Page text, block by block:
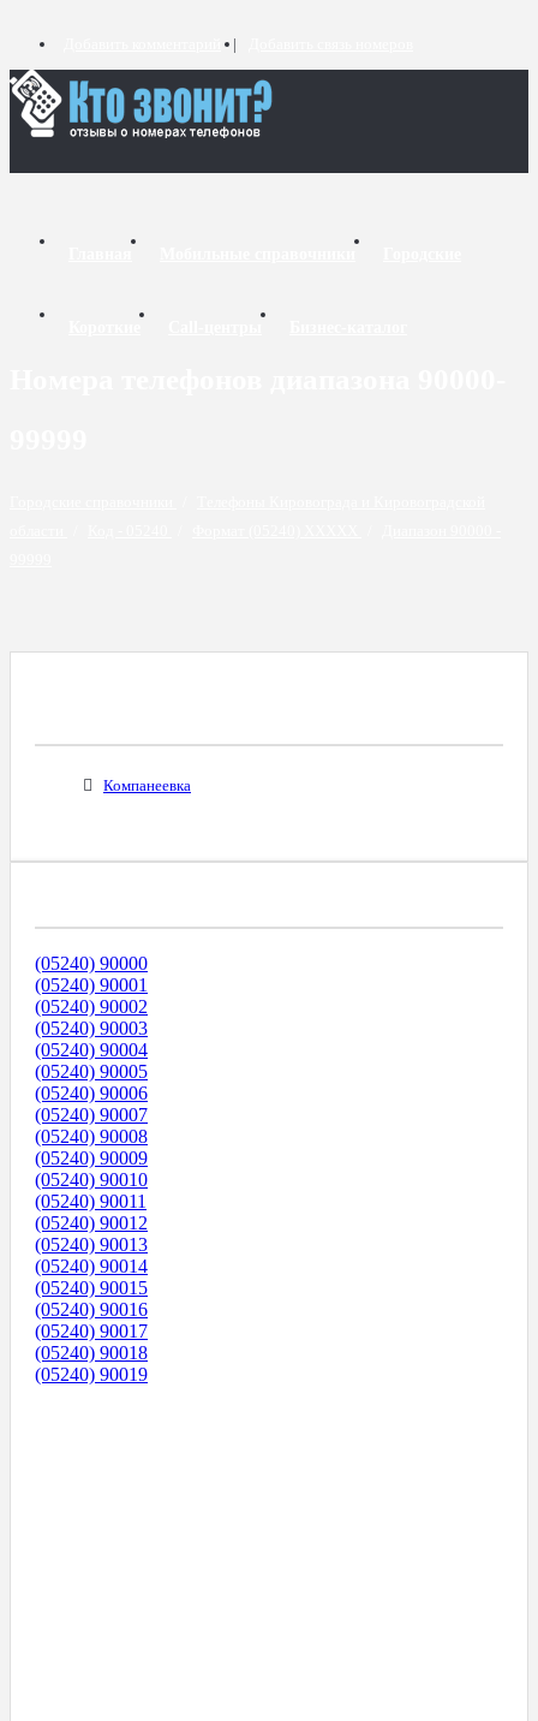
Компанеевка
(05240) 90000
(05240) 90001
(05240) 90002
(05240) 90003
(05240) 90004
(05240) 90005
(05240) 90006
(05240) 90007
(05240) 90008
(05240) 90009
(05240) 90010
(05240) 90011
(05240) 90012
(05240) 90013
(05240) 90014
(05240) 90015
(05240) 90016
(05240) 90017
(05240) 90018
(05240) 90019